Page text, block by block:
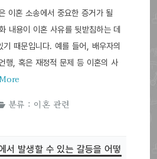
이혼 소송에서 중요한 증거가 될
내용이 이혼 사유를 뒷받침하는 데
때문입니다. 예를 들어, 배우자의
행, 혹은 재정적 문제 등 이혼의 사
분류 : 이혼 관련
서 발생할 수 있는 갈등을 어떻